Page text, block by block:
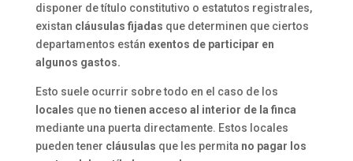
disponer de título constitutivo o estatutos registrales,
existan cláusulas fijadas que determinen que ciertos
departamentos están exentos de participar en
algunos gastos.
Esto suele ocurrir sobre todo en el caso de los
locales que no tienen acceso al interior de la finca
mediante una puerta directamente. Estos locales
pueden tener cláusulas que les permita no pagar los